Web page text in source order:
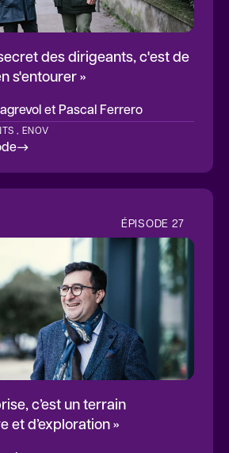
des dirigeants, c'est de
s'entourer »
et Pascal Ferrero
, ENOV
ÉPISODE 27
c’est un terrain
et d’exploration »